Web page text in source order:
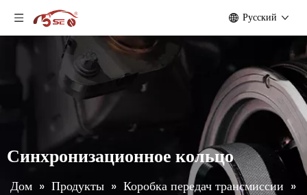
Pусский
Синхронизационное кольцо
Дом » Продукты » Коробка передач трансмиссии »